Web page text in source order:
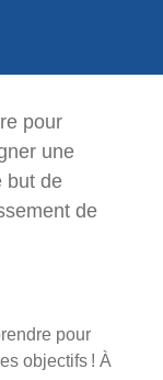
pour
une
but de
de
pour
objectifs ! À